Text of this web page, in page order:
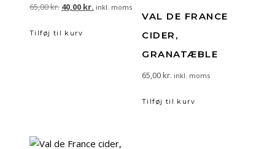
65,00kr. Den
pris
40,00 kr. Den
inkl. moms
Tilføj til kurv
VAL DE FRANCE
CIDER,
GRANATÆBLE
65,00kr. inkl. moms
Tilføj til kurv